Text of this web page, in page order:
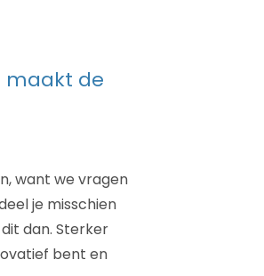
maakt de
want we vragen
je misschien
dan. Sterker
bent en